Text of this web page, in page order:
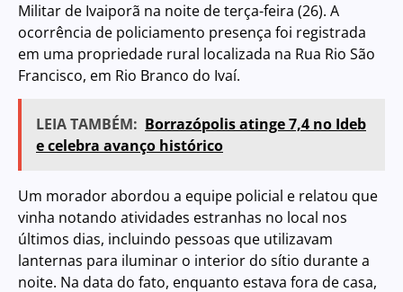
Militar de Ivaiporã na noite de terça-feira (26). A
ocorrência de policiamento presença foi registrada
em uma propriedade rural localizada na Rua Rio São
Francisco, em Rio Branco do Ivaí.
LEIA TAMBÉM: Borrazópolis atinge 7,4 no Ideb
e celebra avanço histórico
Um morador abordou a equipe policial e relatou que
vinha notando atividades estranhas no local nos
últimos dias, incluindo pessoas que utilizavam
lanternas para iluminar o interior do sítio durante a
noite. Na data do fato, enquanto estava fora de casa,